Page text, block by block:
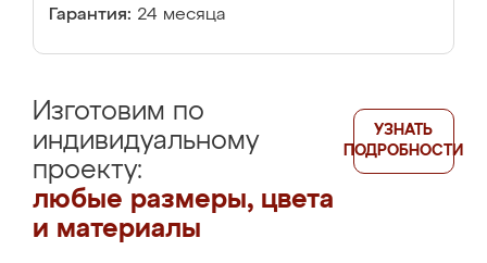
Гарантия: 24 месяца
Изготовим по
индивидуальному
проекту:
любые размеры, цвета
и материалы
УЗНАТЬ
ПОДРОБНОСТИ